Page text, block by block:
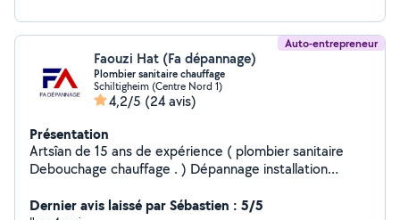
Auto-entrepreneur
Faouzi Hat (Fa dépannage)
Plombier sanitaire chauffage
Schiltigheim (Centre Nord 1)
4,2/5 (24 avis)
Présentation
Artsîan de 15 ans de expérience ( plombier sanitaire
Debouchage chauffage . ) Dépannage installation
chaude électrique - Dépannage chaudière gaz murale et
Dernier avis laissé par Sébastien : 5/5